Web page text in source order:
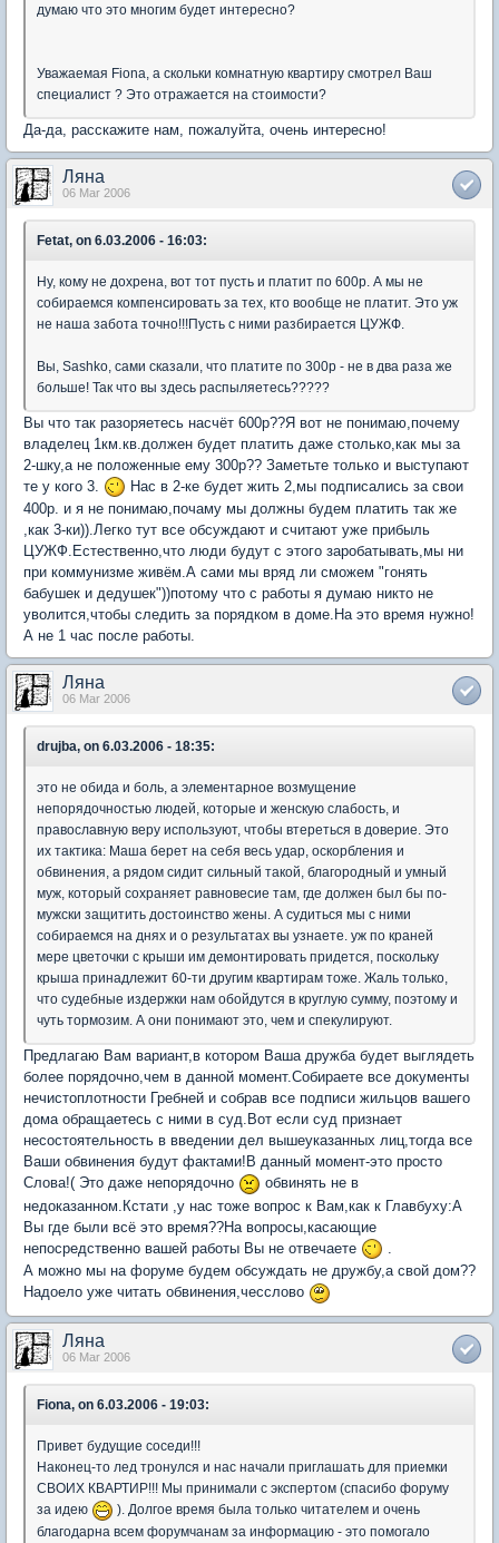
думаю что это многим будет интересно?
Уважаемая Fiona, а скольки комнатную квартиру смотрел Ваш
специалист ? Это отражается на стоимости?
Да-да, расскажите нам, пожалуйта, очень интересно!
Ляна
06 Mar 2006
Fetat, on 6.03.2006 - 16:03:
Ну, кому не дохрена, вот тот пусть и платит по 600р. А мы не
собираемся компенсировать за тех, кто вообще не платит. Это уж
не наша забота точно!!!Пусть с ними разбирается ЦУЖФ.
Вы, Sashko, сами сказали, что платите по 300р - не в два раза же
больше! Так что вы здесь распыляетесь?????
Вы что так разоряетесь насчёт 600р??Я вот не понимаю,почему
владелец 1км.кв.должен будет платить даже столько,как мы за
2-шку,а не положенные ему 300р?? Заметьте только и выступают
те у кого 3.
Нас в 2-ке будет жить 2,мы подписались за свои
400р. и я не понимаю,почаму мы должны будем платить так же
,как 3-ки)).Легко тут все обсуждают и считают уже прибыль
ЦУЖФ.Естественно,что люди будут с этого заробатывать,мы ни
при коммунизме живём.А сами мы вряд ли сможем "гонять
бабушек и дедушек"))потому что с работы я думаю никто не
уволится,чтобы следить за порядком в доме.На это время нужно!
А не 1 час после работы.
Ляна
06 Mar 2006
drujba, on 6.03.2006 - 18:35:
это не обида и боль, а элементарное возмущение
непорядочностью людей, которые и женскую слабость, и
православную веру используют, чтобы втереться в доверие. Это
их тактика: Маша берет на себя весь удар, оскорбления и
обвинения, а рядом сидит сильный такой, благородный и умный
муж, который сохраняет равновесие там, где должен был бы по-
мужски защитить достоинство жены. А судиться мы с ними
собираемся на днях и о результатах вы узнаете. уж по краней
мере цветочки с крыши им демонтировать придется, поскольку
крыша принадлежит 60-ти другим квартирам тоже. Жаль только,
что судебные издержки нам обойдутся в круглую сумму, поэтому и
чуть тормозим. А они понимают это, чем и спекулируют.
Предлагаю Вам вариант,в котором Ваша дружба будет выглядеть
более порядочно,чем в данной момент.Собираете все документы
нечистоплотности Гребней и собрав все подписи жильцов вашего
дома обращаетесь с ними в суд.Вот если суд признает
несостоятельность в введении дел вышеуказанных лиц,тогда все
Ваши обвинения будут фактами!В данный момент-это просто
Слова!( Это даже непорядочно
обвинять не в
недоказанном.Кстати ,у нас тоже вопрос к Вам,как к Главбуху:А
Вы где были всё это время??На вопросы,касающие
непосредственно вашей работы Вы не отвечаете
А можно мы на форуме будем обсуждать не дружбу,а свой дом??
Надоело уже читать обвинения,чесслово
Ляна
06 Mar 2006
Fiona, on 6.03.2006 - 19:03:
Привет будущие соседи!!!
Наконец-то лед тронулся и нас начали приглашать для приемки
СВОИХ КВАРТИР!!! Мы принимали с экспертом (спасибо форуму
за идею
). Долгое время была только читателем и очень
благодарна всем форумчанам за информацию - это помогало